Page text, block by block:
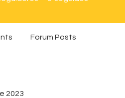
2023
Forum Posts